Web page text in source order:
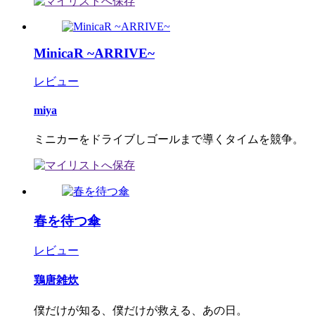
MinicaR ~ARRIVE~
レビュー
miya
ミニカーをドライブしゴールまで導くタイムを競争。
春を待つ傘
レビュー
鶏唐雑炊
僕だけが知る、僕だけが救える、あの日。